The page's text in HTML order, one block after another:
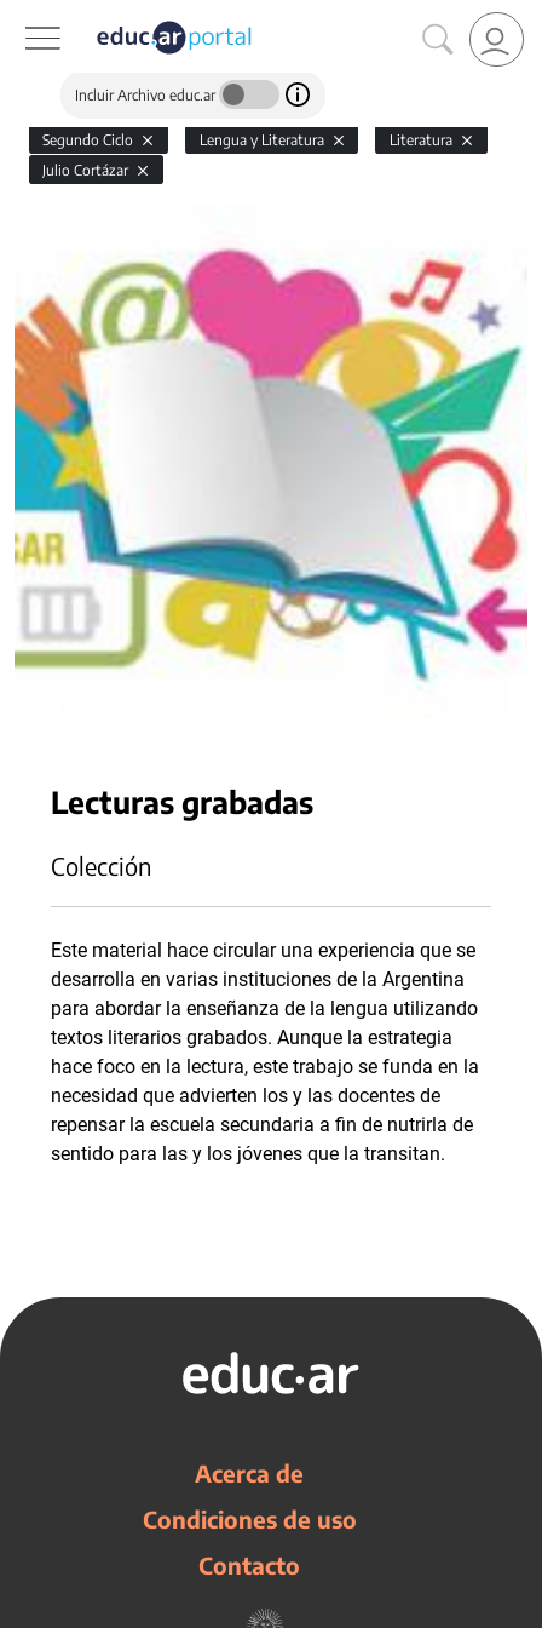
Incluir Archivo educ.ar
Segundo Ciclo Lengua y Literatura
Literatura
Julio Cortázar
Lecturas grabadas
Colección
Este material hace circular una experiencia que se
desarrolla en varias instituciones de la Argentina
para abordar la enseñanza de la lengua utilizando
textos literarios grabados. Aunque la estrategia
hace foco en la lectura, este trabajo se funda en la
necesidad que advierten los y las docentes de
repensar la escuela secundaria a fin de nutrirla de
sentido para las y los jóvenes que la transitan.
Acerca de
Condiciones de uso
Contacto